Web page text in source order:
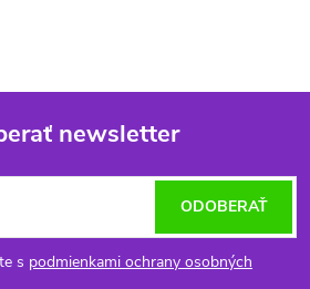
newsletter
s podmienkami ochrany osobných
ODOBERAŤ